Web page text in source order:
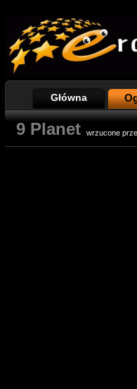
Główna
9 Planet wrzucone